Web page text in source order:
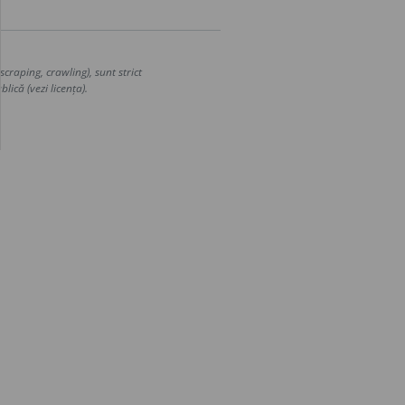
crawling), sunt strict
(vezi licența).